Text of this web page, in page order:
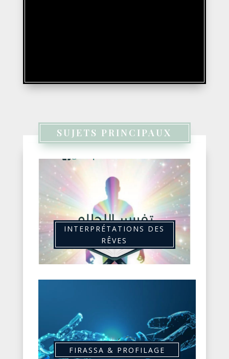
SUJETS PRINCIPAUX
INTERPRÉTATIONS DES
RÊVES
FIRASSA & PROFILAGE